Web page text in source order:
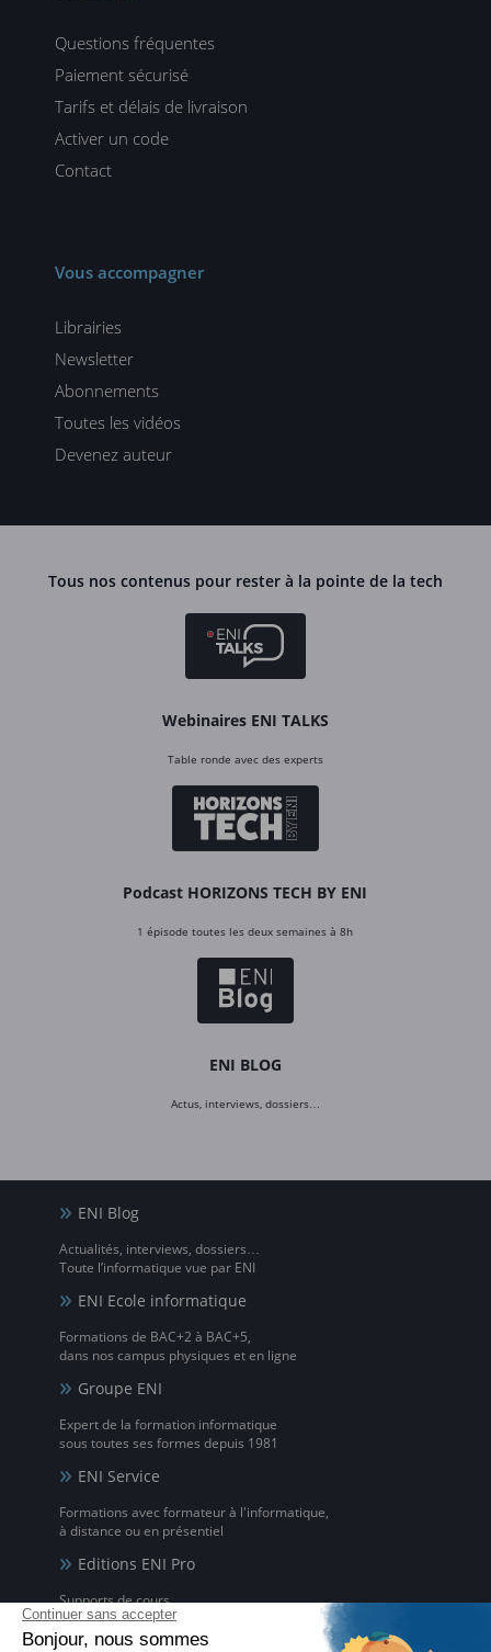
Questions fréquentes
Paiement sécurisé
Tarifs et délais de livraison
Activer un code
Contact
Vous accompagner
Librairies
Newsletter
Abonnements
Toutes les vidéos
Devenez auteur
Tous nos contenus pour rester à la pointe de la tech
Webinaires ENI TALKS
Table ronde avec des experts
Podcast HORIZONS TECH BY ENI
1 épisode toutes les deux semaines à 8h
ENI BLOG
Actus, interviews, dossiers…
ENI Blog
Actualités, interviews, dossiers…
Toute l’informatique vue par ENI
ENI Ecole informatique
Formations de BAC+2 à BAC+5,
dans nos campus physiques et en ligne
Groupe ENI
Expert de la formation informatique
sous toutes ses formes depuis 1981
ENI Service
Formations avec formateur à l'informatique,
à distance ou en présentiel
Editions ENI Pro
Supports de cours
pour les organismes de formation